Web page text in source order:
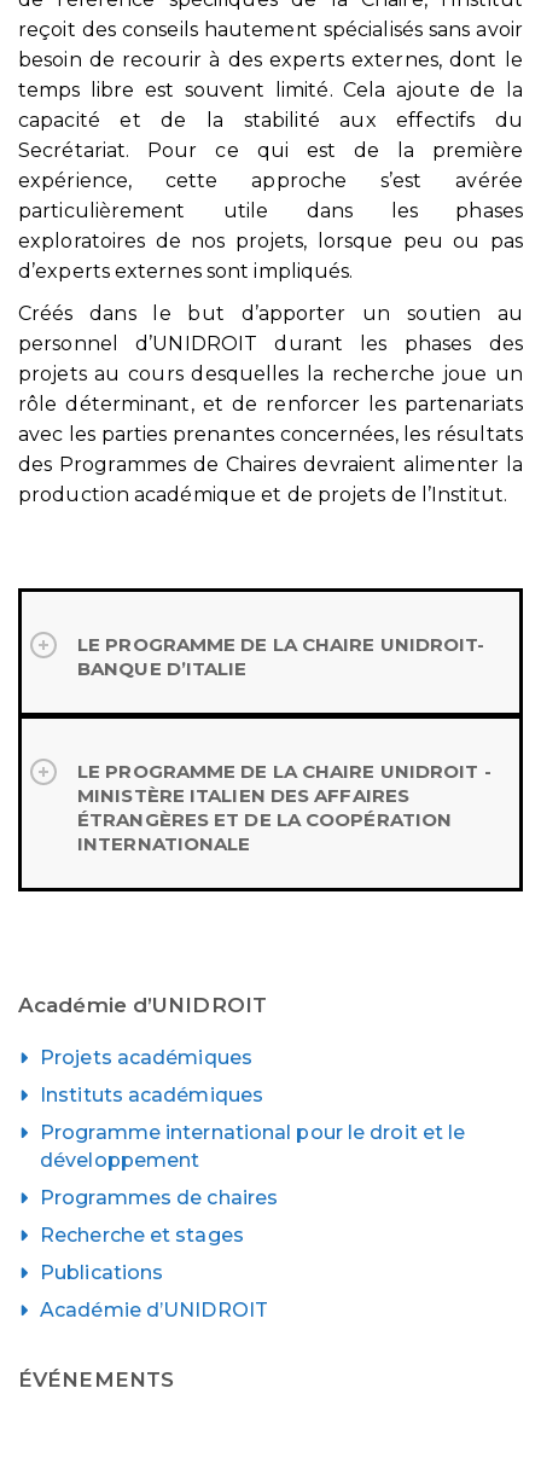
reçoit des conseils hautement spécialisés sans avoir
besoin de recourir à des experts externes, dont le
temps libre est souvent limité. Cela ajoute de la
capacité et de la stabilité aux effectifs du
Secrétariat. Pour ce qui est de la première
expérience, cette approche s’est avérée
particulièrement utile dans les phases
exploratoires de nos projets, lorsque peu ou pas
d’experts externes sont impliqués.
Créés dans le but d’apporter un soutien au
personnel d’UNIDROIT durant les phases des
projets au cours desquelles la recherche joue un
rôle déterminant, et de renforcer les partenariats
avec les parties prenantes concernées, les résultats
des Programmes de Chaires devraient alimenter la
production académique et de projets de l’Institut.
LE PROGRAMME DE LA CHAIRE UNIDROIT-
BANQUE D’ITALIE
LE PROGRAMME DE LA CHAIRE UNIDROIT -
MINISTÈRE ITALIEN DES AFFAIRES
ÉTRANGÈRES ET DE LA COOPÉRATION
INTERNATIONALE
Académie d’UNIDROIT
Projets académiques
Instituts académiques
Programme international pour le droit et le
développement
Programmes de chaires
Recherche et stages
Publications
Académie d’UNIDROIT
ÉVÉNEMENTS